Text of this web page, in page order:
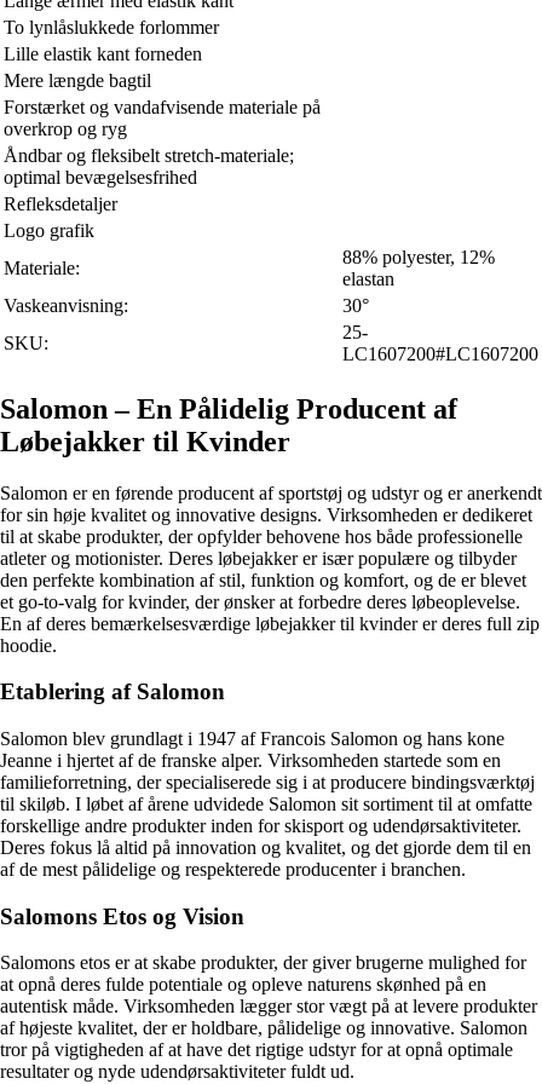
To lynlåslukkede forlommer
Lille elastik kant forneden
Mere længde bagtil
Forstærket og vandafvisende materiale på
overkrop og ryg
Åndbar og fleksibelt stretch-materiale;
optimal bevægelsesfrihed
Refleksdetaljer
Logo grafik
Materiale:
88% polyester, 12%
elastan
Vaskeanvisning:
30°
SKU:
25-
LC1607200#LC1607200
Salomon – En Pålidelig Producent af
Løbejakker til Kvinder
Salomon er en førende producent af sportstøj og udstyr og er anerkendt
for sin høje kvalitet og innovative designs. Virksomheden er dedikeret
til at skabe produkter, der opfylder behovene hos både professionelle
atleter og motionister. Deres løbejakker er især populære og tilbyder
den perfekte kombination af stil, funktion og komfort, og de er blevet
et go-to-valg for kvinder, der ønsker at forbedre deres løbeoplevelse.
En af deres bemærkelsesværdige løbejakker til kvinder er deres full zip
hoodie.
Etablering af Salomon
Salomon blev grundlagt i 1947 af Francois Salomon og hans kone
Jeanne i hjertet af de franske alper. Virksomheden startede som en
familieforretning, der specialiserede sig i at producere bindingsværktøj
til skiløb. I løbet af årene udvidede Salomon sit sortiment til at omfatte
forskellige andre produkter inden for skisport og udendørsaktiviteter.
Deres fokus lå altid på innovation og kvalitet, og det gjorde dem til en
af de mest pålidelige og respekterede producenter i branchen.
Salomons Etos og Vision
Salomons etos er at skabe produkter, der giver brugerne mulighed for
at opnå deres fulde potentiale og opleve naturens skønhed på en
autentisk måde. Virksomheden lægger stor vægt på at levere produkter
af højeste kvalitet, der er holdbare, pålidelige og innovative. Salomon
tror på vigtigheden af ​​at have det rigtige udstyr for at opnå optimale
resultater og nyde udendørsaktiviteter fuldt ud.